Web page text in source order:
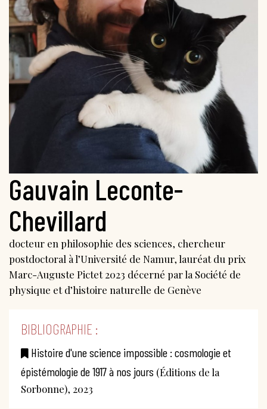
Gauvain Leconte-
Chevillard
docteur en philosophie des sciences, chercheur
postdoctoral à l’Université de Namur, lauréat du prix
Marc-Auguste Pictet 2023 décerné par la Société de
physique et d’histoire naturelle de Genève
BIBLIOGRAPHIE :
Histoire d'une science impossible : cosmologie et
épistémologie de 1917 à nos jours (Éditions de la
Sorbonne), 2023